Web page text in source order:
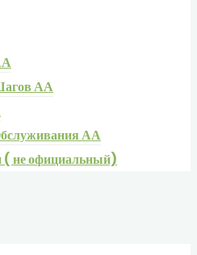
АА
АА
не официальный)